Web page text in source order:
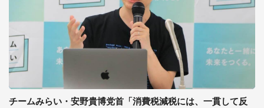
チームみらい・安野貴博党首「消費税減税には、一貫して反